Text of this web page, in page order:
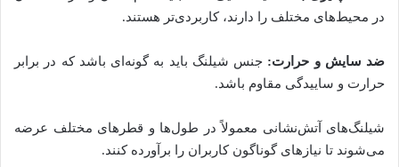
در محیط‌های مختلف را دارند، کاربردی‌تر هستند.
ضد سایش و حرارت: جنس شیلنگ باید به گونه‌ای باشد که در برابر
حرارت و ساییدگی مقاوم باشد.
شیلنگ‌های آتش‌نشانی معمولاً در طول‌ها و قطرهای مختلف عرضه
می‌شوند تا نیازهای گوناگون کاربران را برآورده کنند.